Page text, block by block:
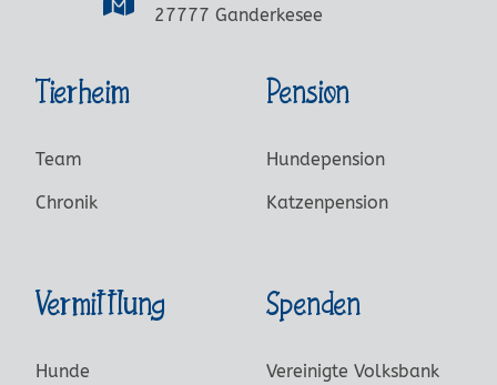
27777 Ganderkesee
Tierheim
Team
Chronik
Vermittlung
Hunde
Pension
Hundepension
Katzenpension
Spenden
Vereinigte Volksbank